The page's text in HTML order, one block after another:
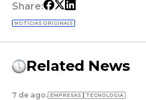
Share:
NOTÍCIAS ORIGINAIS
Related News
7 de ago. EMPRESAS TECNOLOGIA